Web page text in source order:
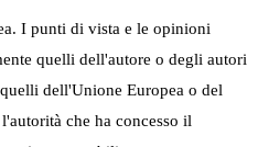
I punti di vista e le opinioni
quelli dell'autore o degli autori
dell'Unione Europea o del
che ha concesso il